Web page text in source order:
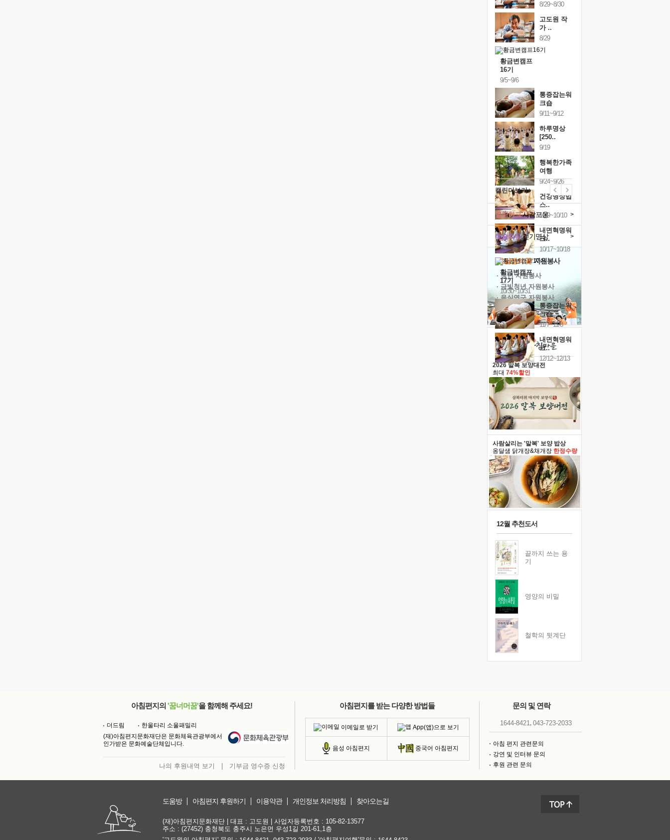
8/29~8/30
고도원 작
가 ..
8/29
황금변캠프
16기
9/5~9/6
통증잡는워
크숍
9/11~9/12
하루명상
[250..
9/19
행복한가족
여행
9/24~9/26
건강명상법
스..
10/9~10/10
내면혁명워
크..
10/17~10/18
황금변캠프
17기
10/30~10/31
통증잡는워
크숍
11/7~11/8
내면혁명워
크..
12/12~12/13
캘린더보기+
예술치유걷기명상 >
힐링허그사감포옹 >
'옹달샘의 꽃'자원봉사
· 청년 자원봉사
· 금빛청년 자원봉사
· 음식연구 자원봉사
2026 말복 보양대전
최대 74%할인
사람살리는 '말복' 보양 밥상
옹달샘 닭개장&채개장 한정수량
12월 추천도서
끝까지 쓰는 용
기
영양의 비밀
철학의 뒷계단
아침편지의 '꿈너머꿈'을 함께해 주세요!
더드림
한울타리 소울패밀리
(재)아침편지문화재단은 문화체육관광부에서
인가받은 문화예술단체입니다.
나의 후원내역 보기 기부금 영수증 신청
아침편지를 받는 다양한 방법들
이메일로 받기 App(앱)으로 보기
음성 아침편지 중국어 아침편지
문의 및 연락
1644-8421, 043-723-2033
아침 편지 관련문의
강연 및 인터뷰 문의
후원 관련 문의
도움방 아침편지 후원하기 이용약관 개인정보 처리방침 찾아오는길
(재)아침편지문화재단 | 대표 : 고도원 | 사업자등록번호 : 105-82-13577
주소 : (27452) 충청북도 충주시 노은면 우성1길 201-61,1층